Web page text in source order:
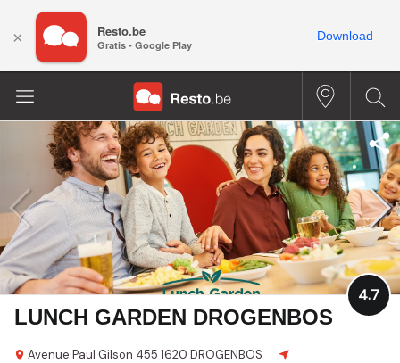
LUNCH GARDEN DROGENBOS
Avenue Paul Gilson 455 1620 DROGENBOS
4.7
× Resto.be
Gratis - Google Play
Download